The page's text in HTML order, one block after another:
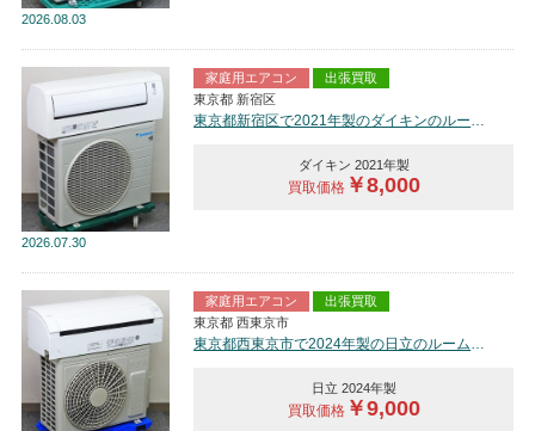
2026 08.03
2026 07.30
家庭用エアコン
出張買取
東京都 新宿区
東京都新宿区で2021年製のダイキンのルームエアコン【中古品】を買取しました。
ダイキン 2021年製
買取価格￥8,000
家庭用エアコン
出張買取
東京都 西東京市
東京都西東京市で2024年製の日立のルームエアコン【中古品】を買取しました。
日立 2024年製
買取価格￥9,000